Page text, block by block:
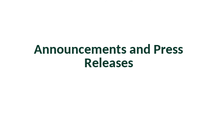
Announcements and Press
Releases